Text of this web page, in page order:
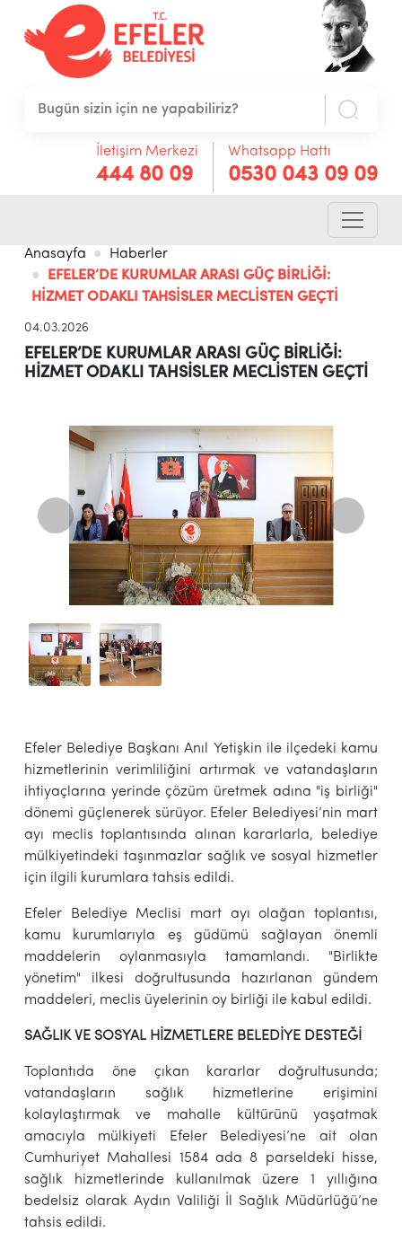
İletişim Merkezi
444 80 09
Whatsapp Hattı
0530 043 09 09
Anasayfa
Haberler
EFELER’DE KURUMLAR ARASI GÜÇ BİRLİĞİ:
HİZMET ODAKLI TAHSİSLER MECLİSTEN GEÇTİ
04.03.2026
EFELER’DE KURUMLAR ARASI GÜÇ BİRLİĞİ:
HİZMET ODAKLI TAHSİSLER MECLİSTEN GEÇTİ
Efeler Belediye Başkanı Anıl Yetişkin ile ilçedeki kamu
hizmetlerinin verimliliğini artırmak ve vatandaşların
ihtiyaçlarına yerinde çözüm üretmek adına "iş birliği"
dönemi güçlenerek sürüyor. Efeler Belediyesi’nin mart
ayı meclis toplantısında alınan kararlarla, belediye
mülkiyetindeki taşınmazlar sağlık ve sosyal hizmetler
için ilgili kurumlara tahsis edildi.
Efeler Belediye Meclisi mart ayı olağan toplantısı,
kamu kurumlarıyla eş güdümü sağlayan önemli
maddelerin oylanmasıyla tamamlandı. "Birlikte
yönetim" ilkesi doğrultusunda hazırlanan gündem
maddeleri, meclis üyelerinin oy birliği ile kabul edildi.
SAĞLIK VE SOSYAL HİZMETLERE BELEDİYE DESTEĞİ
Toplantıda öne çıkan kararlar doğrultusunda;
vatandaşların sağlık hizmetlerine erişimini
kolaylaştırmak ve mahalle kültürünü yaşatmak
amacıyla mülkiyeti Efeler Belediyesi’ne ait olan
Cumhuriyet Mahallesi 1584 ada 8 parseldeki hisse,
sağlık hizmetlerinde kullanılmak üzere 1 yıllığına
bedelsiz olarak Aydın Valiliği İl Sağlık Müdürlüğü’ne
tahsis edildi.